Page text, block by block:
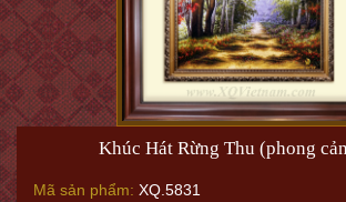
Khúc Hát Rừng Thu (phong
Mã sản phẩm: XQ.5831